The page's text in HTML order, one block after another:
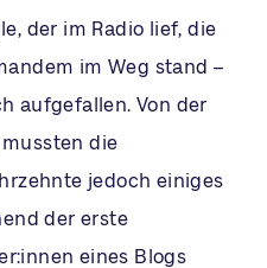
der im Radio lief, die
im Weg stand –
aufgefallen. Von der
die
jedoch einiges
der erste
eines Blogs